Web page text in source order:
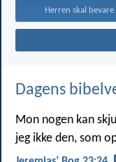
Herren skal bevare
Dagens
Mon nogen kan
jeg ikke den, som